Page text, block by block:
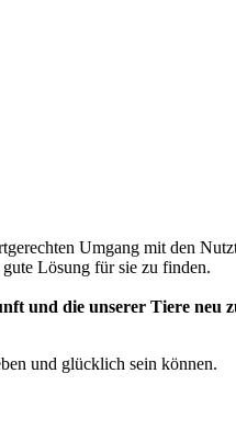
Umgang mit den
Lösung für sie zu finden.
und die unserer Tiere neu
und glücklich sein können.